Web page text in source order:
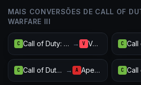
MAIS CONVERSÕES DE CALL OF
WARFARE III
C Call of Duty: Modern Warfare III → V Valorant C
C Call of Duty: Modern Warfare III → A Apex Legends C